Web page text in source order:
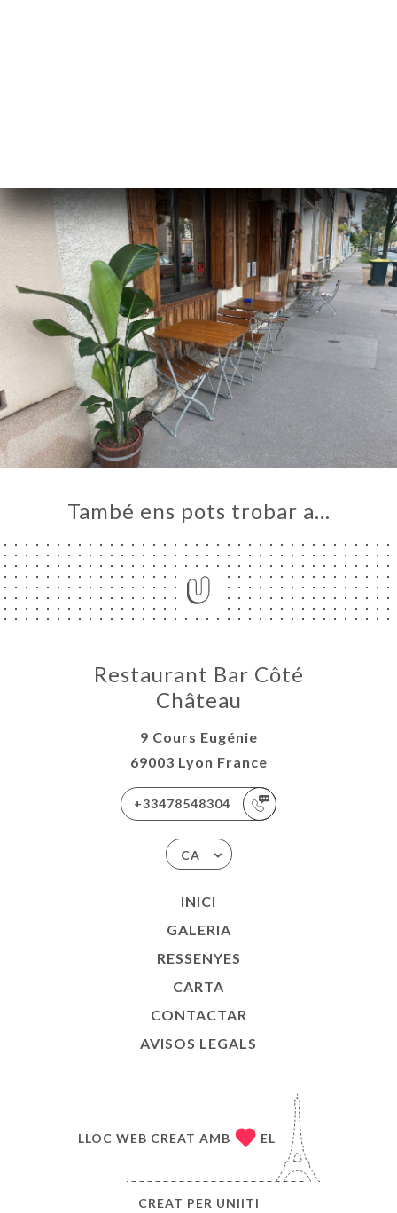
També ens pots trobar a…
Restaurant Bar Côté
Château
9 Cours Eugénie
69003 Lyon France
+33478548304
CA
INICI
GALERIA
RESSENYES
CARTA
CONTACTAR
AVISOS LEGALS
LLOC WEB CREAT AMB EL
CREAT PER UNIITI